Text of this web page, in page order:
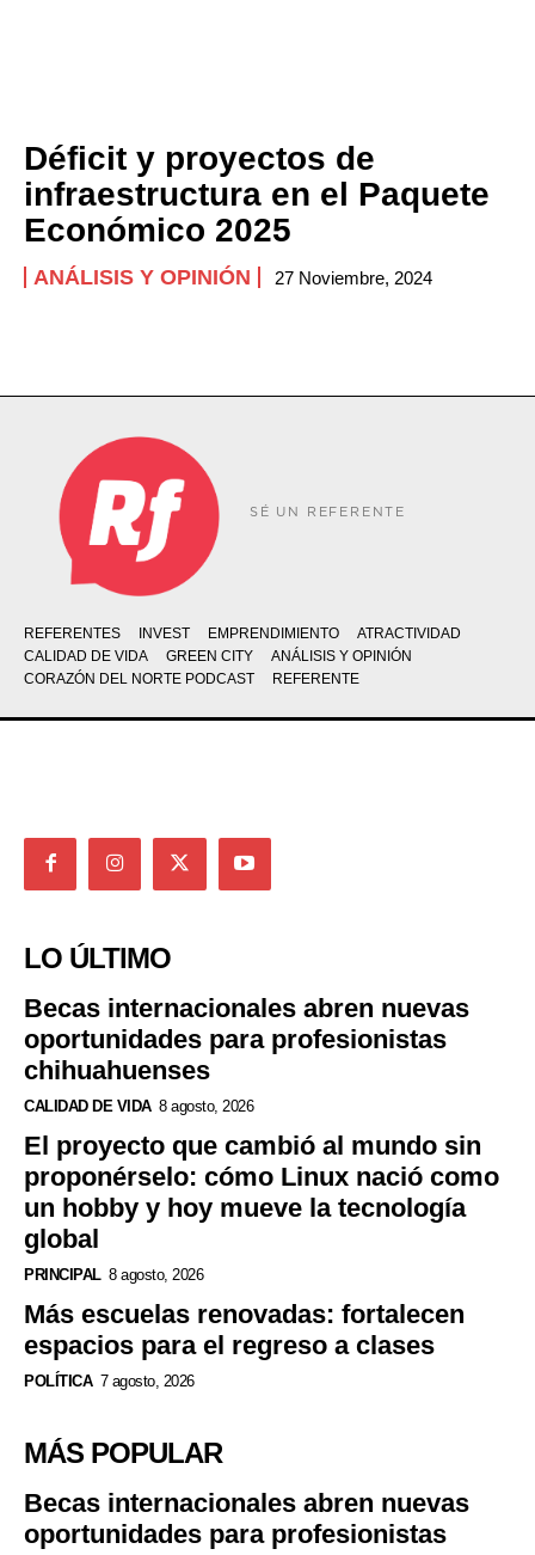
Déficit y proyectos de
infraestructura en el Paquete
Económico 2025
ANÁLISIS Y OPINIÓN 27 Noviembre, 2024
SÉ UN REFERENTE
REFERENTES INVEST EMPRENDIMIENTO
ATRACTIVIDAD
CALIDAD DE VIDA
GREEN CITY
ANÁLISIS Y OPINIÓN
CORAZÓN DEL NORTE PODCAST
REFERENTE
LO ÚLTIMO
Becas internacionales abren nuevas
oportunidades para profesionistas
chihuahuenses
CALIDAD DE VIDA 8 agosto, 2026
El proyecto que cambió al mundo sin
proponérselo: cómo Linux nació como
un hobby y hoy mueve la tecnología
global
PRINCIPAL 8 agosto, 2026
Más escuelas renovadas: fortalecen
espacios para el regreso a clases
POLÍTICA 7 agosto, 2026
MÁS POPULAR
Becas internacionales abren nuevas
oportunidades para profesionistas